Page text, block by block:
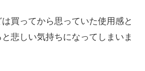
買ってから思っていた使用感と
悲しい気持ちになってしまいま